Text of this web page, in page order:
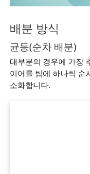
배분 방식
균등(순차 배분)
대부분의 경우에 가장
이어를 팀에 하나씩 순
소화합니다.